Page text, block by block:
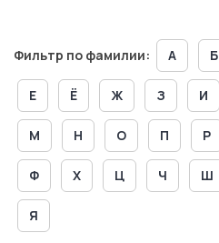
Фильтр по фамилии: А Б
Е Ё Ж З И
М Н О П Р
Ф Х Ц Ч Ш
Я